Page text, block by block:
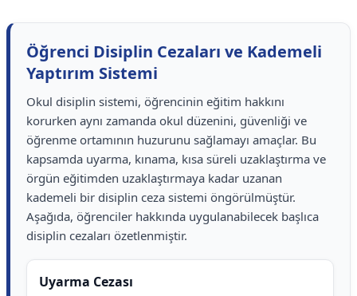
Öğrenci Disiplin Cezaları ve Kademeli
Yaptırım Sistemi
Okul disiplin sistemi, öğrencinin eğitim hakkını
korurken aynı zamanda okul düzenini, güvenliği ve
öğrenme ortamının huzurunu sağlamayı amaçlar. Bu
kapsamda uyarma, kınama, kısa süreli uzaklaştırma ve
örgün eğitimden uzaklaştırmaya kadar uzanan
kademeli bir disiplin ceza sistemi öngörülmüştür.
Aşağıda, öğrenciler hakkında uygulanabilecek başlıca
disiplin cezaları özetlenmiştir.
Uyarma Cezası